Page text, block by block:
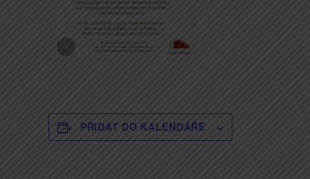
PŘIDAT DO KALENDÁŘE